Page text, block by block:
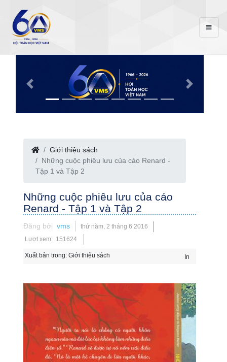
Giới thiệu sách
Những cuộc phiêu lưu của cáo Renard -
Tập 1 và Tập 2
Những cuộc phiêu lưu của cáo
Renard - Tập 1 và Tập 2
Đăng bởivms
thứ năm, 2 tháng 6 2016
Lượt xem: 151624
Xuất bản trong: Giới thiệu sách In